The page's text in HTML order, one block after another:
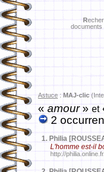
R
documents
Astuce : MAJ-clic
«amour» et
2
1. Philia
L'homme est-il
http://